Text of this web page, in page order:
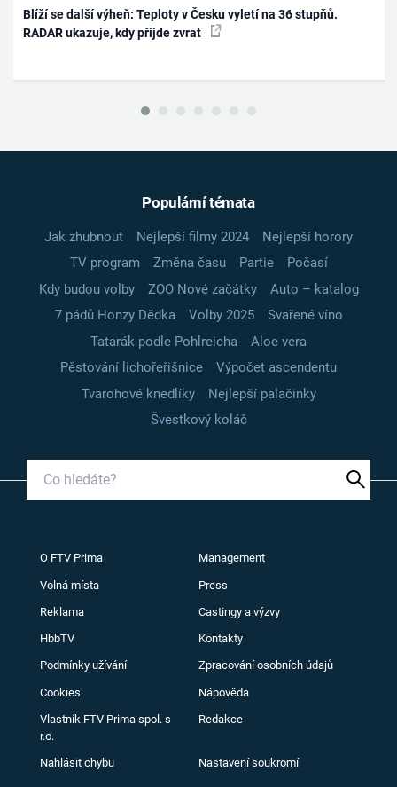
Blíží se další výheň: Teploty v Česku vyletí na 36 stupňů.
RADAR ukazuje, kdy přijde zvrat
Populární témata
Jak zhubnout Nejlepší filmy 2024
Nejlepší horory
TV program
Změna času Partie
Počasí
Kdy budou volby
ZOO Nové začátky
Auto – katalog
7 pádů Honzy Dědka
Volby 2025
Svařené víno
Tatarák podle Pohlreicha
Aloe vera
Pěstování lichořeřišnice
Výpočet ascendentu
Tvarohové knedlíky
Nejlepší palačinky
Švestkový koláč
O FTV Prima Management
Volná místa Press
Reklama Castingy a výzvy
HbbTV Kontakty
Podmínky užívání Zpracování osobních údajů
Cookies Nápověda
Vlastník FTV Prima spol. s
r.o.
Redakce
Nahlásit chybu Nastavení soukromí